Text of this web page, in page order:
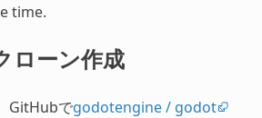
time.
ローン作成
GitHubでgodotengine / godot